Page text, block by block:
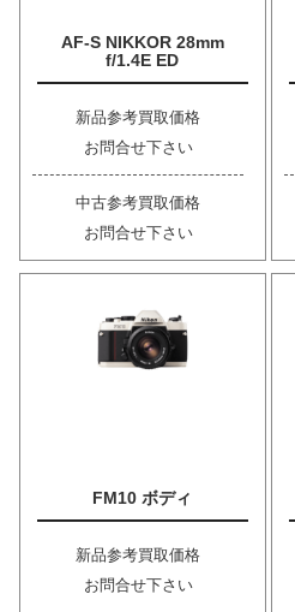
AF-S NIKKOR 28mm
f/1.4E ED
新品参考買取価格
お問合せ下さい
中古参考買取価格
お問合せ下さい
FM10 ボディ
新品参考買取価格
お問合せ下さい